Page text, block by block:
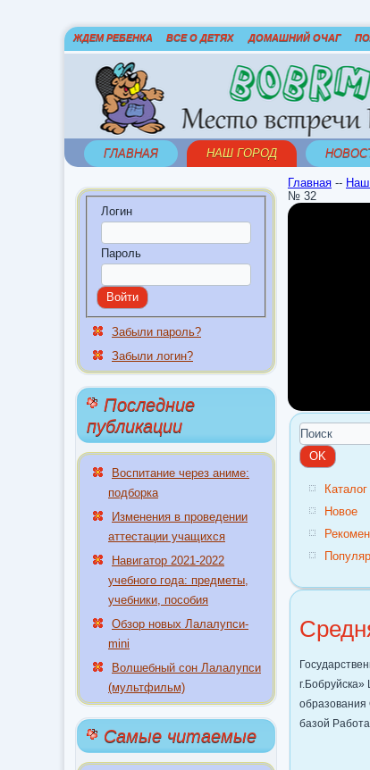
ЖДЕМ РЕБЕНКА ВСЕ О ДЕТЯХ ДОМАШНИЙ ОЧАГ
ГЛАВНАЯ НАШ ГОРОД
Логин
Пароль
Забыли пароль?
Забыли логин?
Последние
публикации
Воспитание через аниме:
подборка
Изменения в проведении
аттестации учащихся
Навигатор 2021-2022
учебного года: предметы,
учебники, пособия
Обзор новых Лалалупси-
mini
Волшебный сон Лалалупси
(мультфильм)
Самые читаемые
Главная -- Наш
№ 32
Каталог
Новое
образования
базой